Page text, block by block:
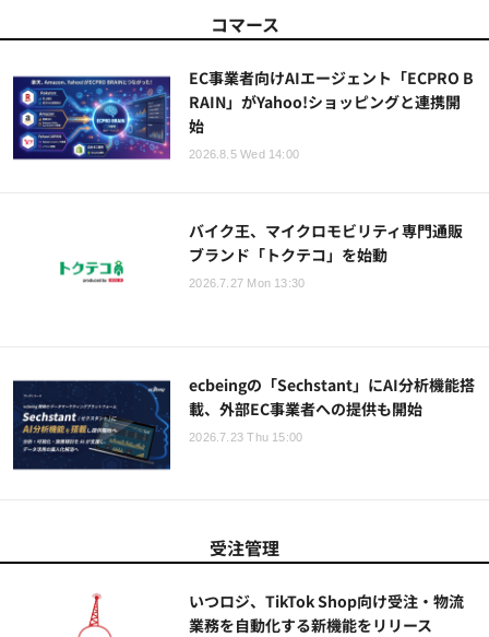
コマース
EC事業者向けAIエージェント「ECPRO B
RAIN」がYahoo!ショッピングと連携開
始
2026.8.5 Wed 14:00
バイク王、マイクロモビリティ専門通販
ブランド「トクテコ」を始動
2026.7.27 Mon 13:30
ecbeingの「Sechstant」にAI分析機能搭
載、外部EC事業者への提供も開始
2026.7.23 Thu 15:00
受注管理
いつロジ、TikTok Shop向け受注・物流
業務を自動化する新機能をリリース